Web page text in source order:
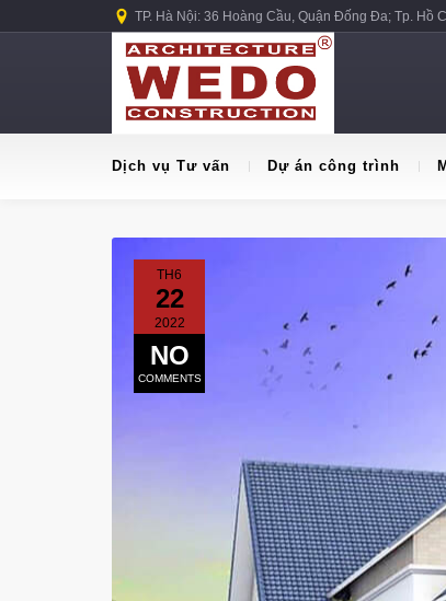
TP. Hà Nội: 36 Hoàng Cầu, Quận Đống Đa; Tp. Hồ
Dịch vụ Tư vấn Dự án công trình
TH6
22
2022
NO
COMMENTS